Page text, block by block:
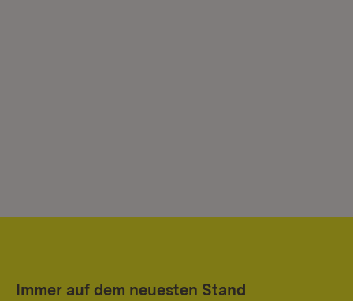
Immer auf dem neuesten Stand